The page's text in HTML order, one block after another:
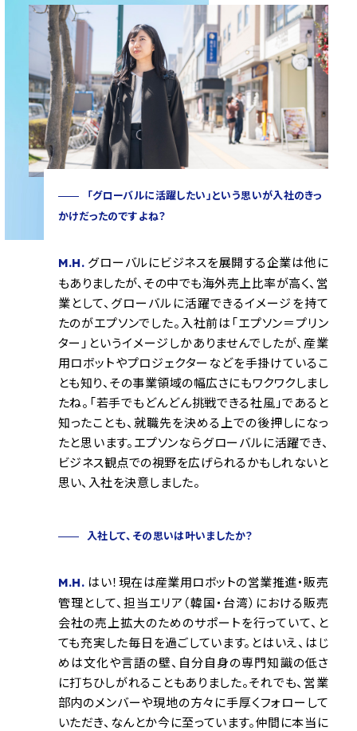
「グローバルに活躍したい」という思いが入社のきっ
かけだったのですよね？
M.H. グローバルにビジネスを展開する企業は他に
もありましたが、その中でも海外売上比率が高く、営
業として、グローバルに活躍できるイメージを持て
たのがエプソンでした。入社前は「エプソン＝プリン
ター」というイメージしかありませんでしたが、産業
用ロボットやプロジェクターなどを手掛けているこ
とも知り、その事業領域の幅広さにもワクワクしまし
たね。「若手でもどんどん挑戦できる社風」であると
知ったことも、就職先を決める上での後押しになっ
たと思います。エプソンならグローバルに活躍でき、
ビジネス観点での視野を広げられるかもしれないと
思い、入社を決意しました。
入社して、その思いは叶いましたか？
M.H. はい！現在は産業用ロボットの営業推進・販売
管理として、担当エリア（韓国・台湾）における販売
会社の売上拡大のためのサポートを行っていて、と
ても充実した毎日を過ごしています。とはいえ、はじ
めは文化や言語の壁、自分自身の専門知識の低さ
に打ちひしがれることもありました。それでも、営業
部内のメンバーや現地の方々に手厚くフォローして
いただき、なんとか今に至っています。仲間に本当に